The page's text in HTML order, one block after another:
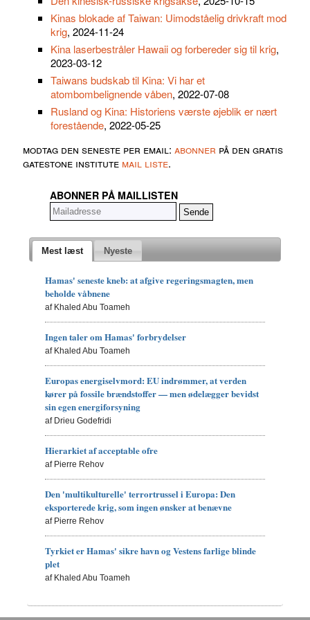
Kinas blokade af Taiwan: Uimodståelig drivkraft mod
krig, 2024-11-24
Kina laserbestråler Hawaii og forbereder sig til krig,
2023-03-12
Taiwans budskab til Kina: Vi har et
atombombelignende våben, 2022-07-08
Rusland og Kina: Historiens værste øjeblik er nært
forestående, 2022-05-25
modtag den seneste per email: abonner på den gratis
gatestone institute mail liste.
ABONNER PÅ MAILLISTEN
Mest læst Nyeste
Hamas' seneste kneb: at afgive regeringsmagten, men
beholde våbnene
af Khaled Abu Toameh
Ingen taler om Hamas' forbrydelser
af Khaled Abu Toameh
Europas energiselvmord: EU indrømmer, at verden
kører på fossile brændstoffer — men ødelægger bevidst
sin egen energiforsyning
af Drieu Godefridi
Hierarkiet af acceptable ofre
af Pierre Rehov
Den 'multikulturelle' terrortrussel i Europa: Den
eksporterede krig, som ingen ønsker at benævne
af Pierre Rehov
Tyrkiet er Hamas' sikre havn og Vestens farlige blinde
plet
af Khaled Abu Toameh